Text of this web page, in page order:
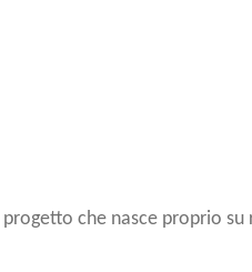
che nasce proprio su